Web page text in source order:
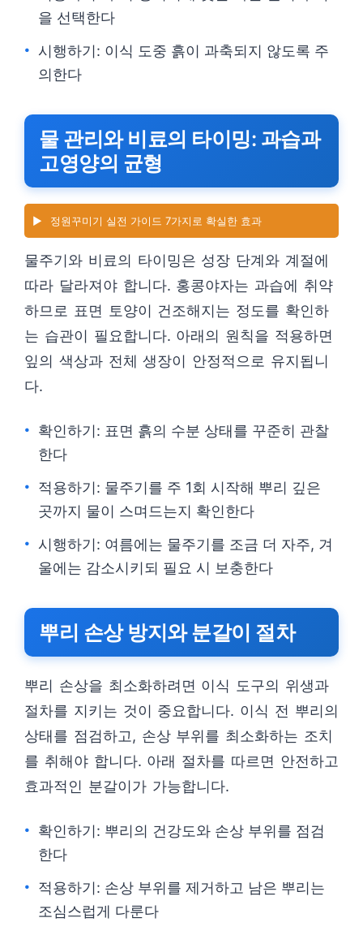
을 선택한다
시행하기: 이식 도중 흙이 과축되지 않도록 주
의한다
물 관리와 비료의 타이밍: 과습과
고영양의 균형
▶️ 정원꾸미기 실전 가이드 7가지로 확실한 효과
물주기와 비료의 타이밍은 성장 단계와 계절에
따라 달라져야 합니다. 홍콩야자는 과습에 취약
하므로 표면 토양이 건조해지는 정도를 확인하
는 습관이 필요합니다. 아래의 원칙을 적용하면
잎의 색상과 전체 생장이 안정적으로 유지됩니
다.
확인하기: 표면 흙의 수분 상태를 꾸준히 관찰
한다
적용하기: 물주기를 주 1회 시작해 뿌리 깊은
곳까지 물이 스며드는지 확인한다
시행하기: 여름에는 물주기를 조금 더 자주, 겨
울에는 감소시키되 필요 시 보충한다
뿌리 손상 방지와 분갈이 절차
뿌리 손상을 최소화하려면 이식 도구의 위생과
절차를 지키는 것이 중요합니다. 이식 전 뿌리의
상태를 점검하고, 손상 부위를 최소화하는 조치
를 취해야 합니다. 아래 절차를 따르면 안전하고
효과적인 분갈이가 가능합니다.
확인하기: 뿌리의 건강도와 손상 부위를 점검
한다
적용하기: 손상 부위를 제거하고 남은 뿌리는
조심스럽게 다룬다